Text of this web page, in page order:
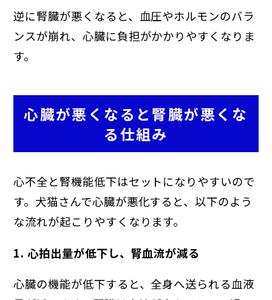
逆に腎臓が悪くなると、血圧やホルモンのバラ
ンスが崩れ、心臓に負担がかかりやすくなりま
す。
心臓が悪くなると腎臓が悪くな
る仕組み
心不全と腎機能低下はセットになりやすいので
す。犬猫さんで心臓が悪化すると、以下のよう
な流れが起こりやすくなります。
1. 心拍出量が低下し、腎血流が減る
心臓の機能が低下すると、全身へ送られる血液